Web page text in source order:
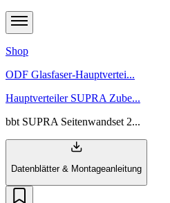
Shop
ODF Glasfaser-Hauptvertei...
Hauptverteiler SUPRA Zube...
bbt SUPRA Seitenwandset 2...
Datenblätter & Montageanleitung